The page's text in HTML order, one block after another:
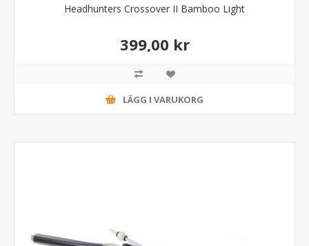
Headhunters Crossover II Bamboo Light
399,00 kr
LÄGG I VARUKORG